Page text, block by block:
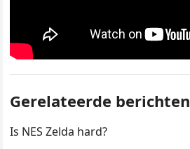
Gerelateerde berichten
Is NES Zelda hard?